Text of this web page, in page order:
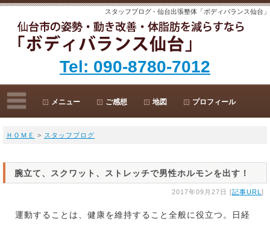
スタッフブログ - 仙台出張整体「ボディバランス仙台」
Tel: 090-8780-7012
メニュー ご感想 地図 プロフィール
ＨＯＭＥ > スタッフブログ
腕立て、スクワット、ストレッチで男性ホルモンを出す！
2017年09月27日 [記事URL ]
運動することは、健康を維持すること全般に役立つ。日経